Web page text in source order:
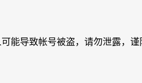
能导致帐号被盗，请勿泄露，